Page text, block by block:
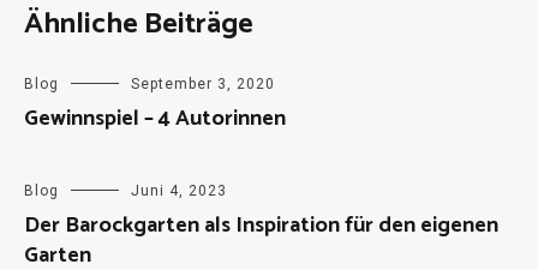
Ähnliche Beiträge
Blog September 3, 2020
Gewinnspiel – 4 Autorinnen
Blog Juni 4, 2023
Der Barockgarten als Inspiration für den eigenen
Garten